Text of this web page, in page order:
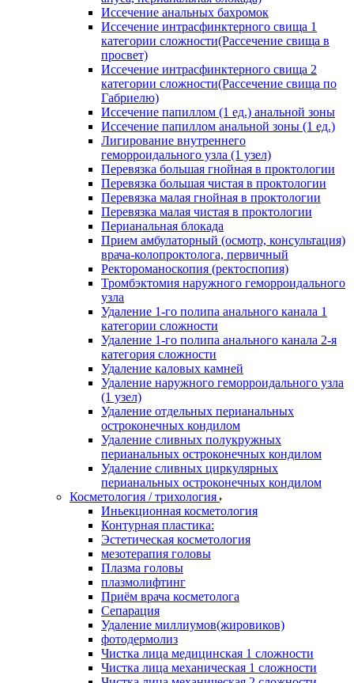
Иссечение анальных бахромок
Иссечение интрасфинктерного свища 1
категории сложности(Рассечение свища в
просвет)
Иссечение интрасфинктерного свища 2
категории сложности(Рассечение свища по
Габриелю)
Иссечение папиллом (1 ед.) анальной зоны
Иссечение папиллом анальной зоны (1 ед.)
Лигирование внутреннего
геморроидального узла (1 узел)
Перевязка большая гнойная в проктологии
Перевязка большая чистая в проктологии
Перевязка малая гнойная в проктологии
Перевязка малая чистая в проктологии
Перианальная блокада
Прием амбулаторный (осмотр, консультация)
врача-колопроктолога, первичный
Ректороманоскопия (ректоспопия)
Тромбэктомия наружного геморроидального
узла
Удаление 1-го полипа анального канала 1
категории сложности
Удаление 1-го полипа анального канала 2-я
категория сложности
Удаление каловых камней
Удаление наружного геморроидального узла
(1 узел)
Удаление отдельных перианальных
остроконечных кондилом
Удаление сливных полукружных
перианальных остроконечных кондилом
Удаление сливных циркулярных
перианальных остроконечных кондилом
Косметология / трихология
Иньекционная косметология
Контурная пластика:
Эстетическая косметология
мезотерапия головы
Плазма головы
плазмолифтинг
Приём врача косметолога
Сепарация
Удаление миллиумов(жировиков)
фотодермолиз
Чистка лица медицинская 1 сложности
Чистка лица механическая 1 сложности